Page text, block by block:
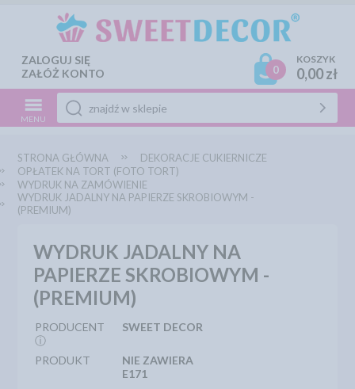
ZALOGUJ SIĘ
ZAŁÓŻ KONTO
0
KOSZYK
0,00 zł
MENU
STRONA GŁÓWNA
DEKORACJE CUKIERNICZE
OPŁATEK NA TORT (FOTO TORT)
WYDRUK NA ZAMÓWIENIE
WYDRUK JADALNY NA PAPIERZE SKROBIOWYM -
(PREMIUM)
WYDRUK JADALNY NA
PAPIERZE SKROBIOWYM -
(PREMIUM)
PRODUCENT
ⓘ
SWEET DECOR
PRODUKT
NIE ZAWIERA
E171